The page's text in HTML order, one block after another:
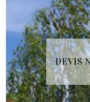
DEVIS